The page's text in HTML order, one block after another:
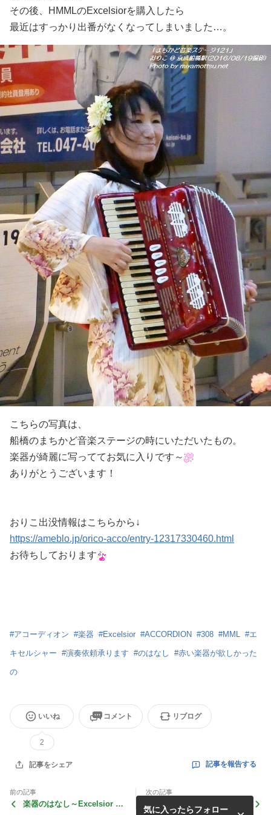
その後、HMMLのExcelsiorを購入したら
最近はすっかり出番がなくなってしまいました…。
こちらの写真は、
船橋のまちかど音楽ステージの時にいただいたもの。
楽器が綺麗に写っててお気に入りです～
ありがとうございます！
おりこ出没情報はこちらから↓
https://ameblo.jp/orico-acco/entry-12317330460.html
お待ちしております
#アコーディオン #楽器 #Excelsior #ACCORDION #308 #MML #エ
キセルシャー #演奏依頼承ります #のはなし #赤い楽器が欲しかった
の
いいね
2
コメント リブログ
記事をシェア 記事を報告する
前の記事
楽器のはなし～Excelsior 81
次の記事
Accordion Live in Café W.E
ご案内♪
気に入ったらフォロー